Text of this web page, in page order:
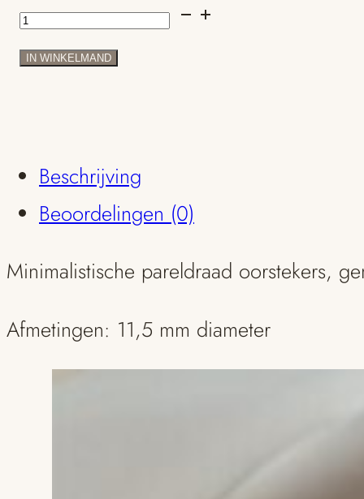
Oorstekers
pareldraad
IN WINKELMAND
Beschrijving
Beoordelingen (0)
Minimalistische pareldraad oorstekers,
Afmetingen: 11,5 mm diameter